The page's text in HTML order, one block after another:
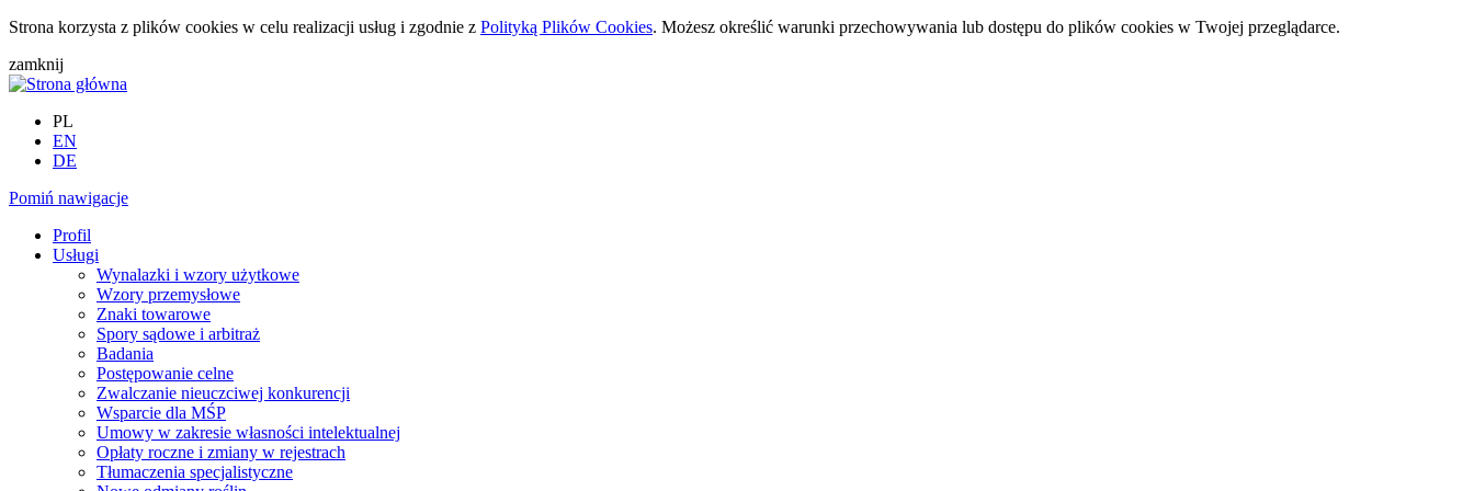
Strona korzysta z plików cookies w celu realizacji usług i zgodnie z Polityką Plików Cookies. Możesz określić warunki przechowywania lub dostępu do plików cookies w Twojej przeglądarce.
zamknij
PL
EN
DE
Pomiń nawigacje
Profil
Usługi
Wynalazki i wzory użytkowe
Wzory przemysłowe
Znaki towarowe
Spory sądowe i arbitraż
Badania
Postępowanie celne
Zwalczanie nieuczciwej konkurencji
Wsparcie dla MŚP
Umowy w zakresie własności intelektualnej
Opłaty roczne i zmiany w rejestrach
Tłumaczenia specjalistyczne